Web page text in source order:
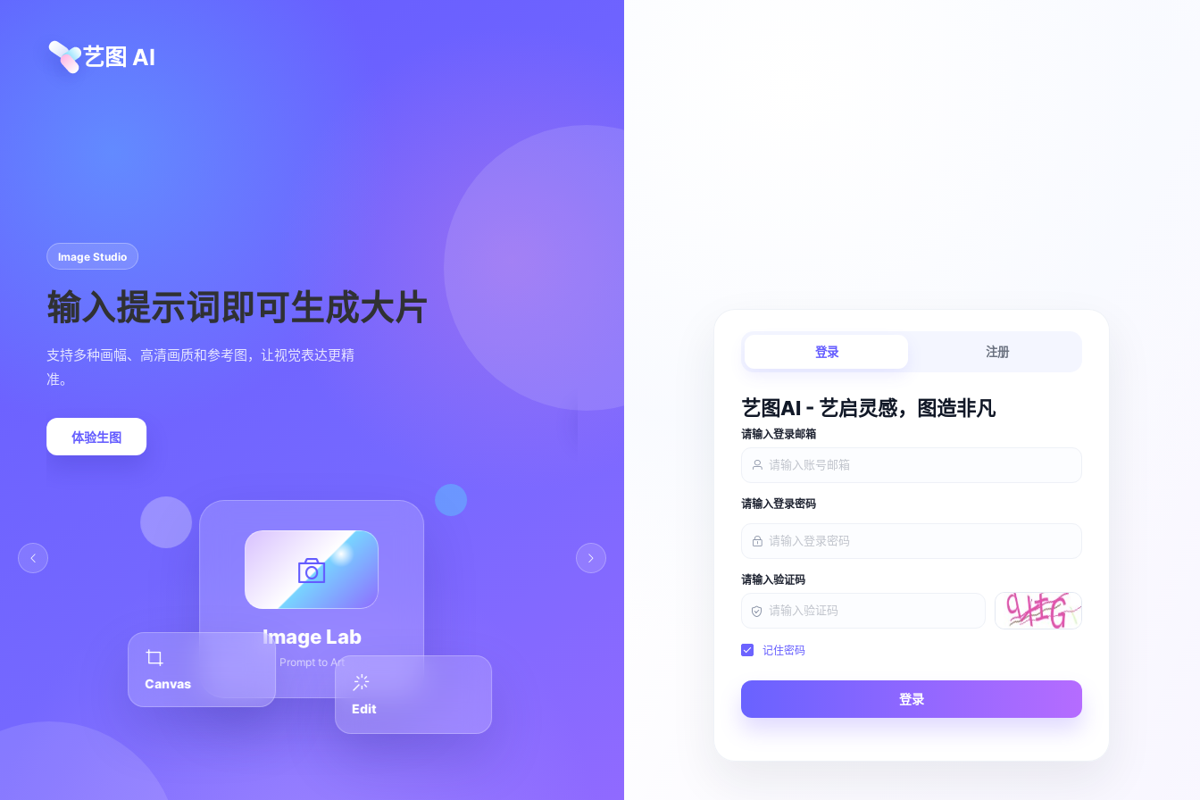
艺图 AI
Image Studio
输入提示词即可生成大片
支持多种画幅、高清画质和参考图，让视觉表达更精
准。
体验生图
Image Lab
Prompt to Art
Edit
Canvas
从脚本、分镜到视频生成，保持创作链路连贯顺畅。
Scene
登录 注册
艺图AI - 艺启灵感，图造非凡
请输入登录邮箱
请输入登录密码
请输入验证码
记住密码
登录